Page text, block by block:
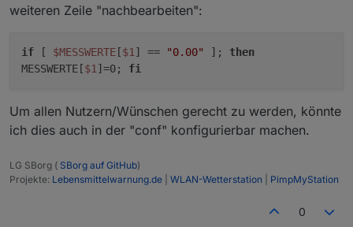
weiteren Zeile "nachbearbeiten":
if [ $MESSWERTE[$1 ] == "0.00" ]; then
MESSWERTE[$1 ]=0; fi
Um allen Nutzern/Wünschen gerecht zu werden, könnte
ich dies auch in der "conf" konfigurierbar machen.
LG SBorg ( SBorg auf GitHub)
Projekte: Lebensmittelwarnung.de WLAN-Wetterstation PimpMyStation
0